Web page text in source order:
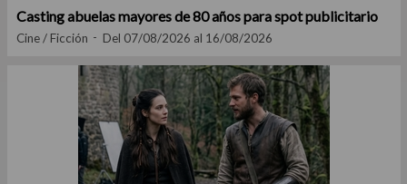
Casting abuelas mayores de 80 años para spot publicitario
Cine / Ficción Del 07/08/2026 al 16/08/2026